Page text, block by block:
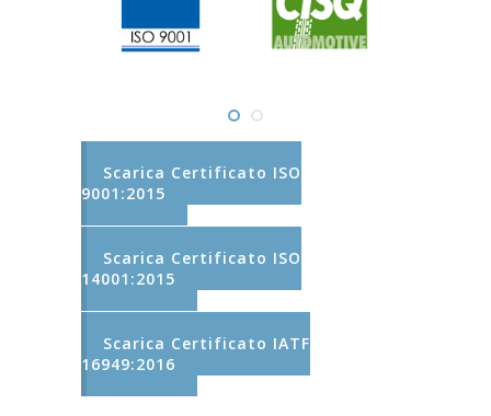
Scarica Certificato ISO
9001:2015
Scarica Certificato ISO
14001:2015
Scarica Certificato IATF
16949:2016